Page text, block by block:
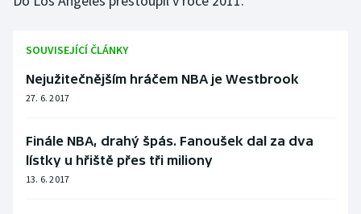
Ragby
Rychlobruslení
SOUVISEJÍCÍ ČLÁNKY
Nejužitečnějším hráčem NBA je Westbrook
27. 6. 2017
Finále NBA, drahý špás. Fanoušek dal za dva
lístky u hřiště přes tři miliony
13. 6. 2017